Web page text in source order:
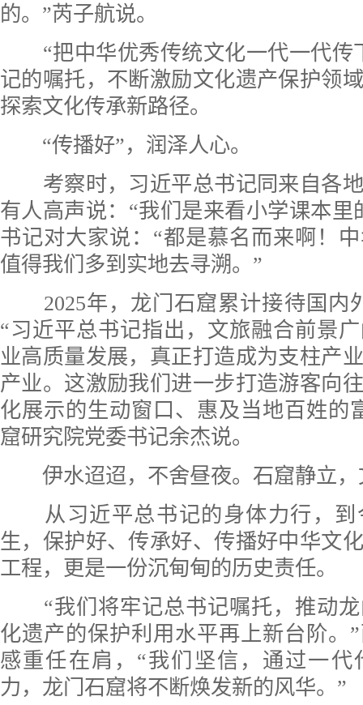
的。”芮子航说。
“把中华优秀传统文化一代一代传
记的嘱托，不断激励文化遗产保护领
探索文化传承新路径。
“传播好”，润泽人心。
考察时，习近平总书记同来自各地
有人高声说：“我们是来看小学课本里
书记对大家说：“都是慕名而来啊！
值得我们多到实地去寻溯。”
2025年，龙门石窟累计接待国内
“习近平总书记指出，文旅融合前景
业高质量发展，真正打造成为支柱产
产业。这激励我们进一步打造游客向
化展示的生动窗口、惠及当地百姓的
窟研究院党委书记余杰说。
伊水迢迢，不舍昼夜。石窟静立，
从习近平总书记的身体力行，到
生，保护好、传承好、传播好中华文
工程，更是一份沉甸甸的历史责任。
“我们将牢记总书记嘱托，推动龙
化遗产的保护利用水平再上新台阶。
感重任在肩，“我们坚信，通过一代
力，龙门石窟将不断焕发新的风华。”